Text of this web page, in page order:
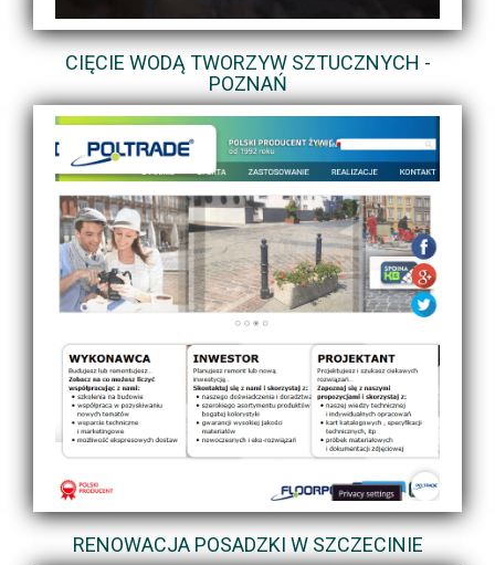
CIĘCIE WODĄ TWORZYW SZTUCZNYCH -
POZNAŃ
RENOWACJA POSADZKI W SZCZECINIE